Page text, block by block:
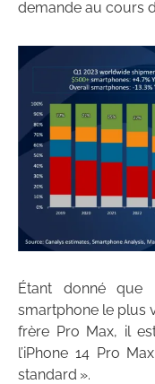
demande au cours
Étant donné que
smartphone le plus
frère Pro Max, il
l’iPhone 14 Pro
standard ».